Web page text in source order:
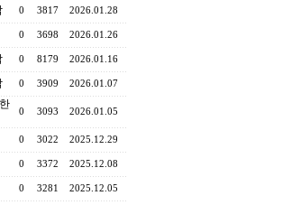
0 3817 2026.01.28
0 3698 2026.01.26
0 8179 2026.01.16
0 3909 2026.01.07
0 3093 2026.01.05
0 3022 2025.12.29
0 3372 2025.12.08
0 3281 2025.12.05